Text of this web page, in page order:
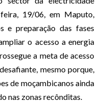
19/06, em Maputo,
e preparação das fases
o acesso a energia
a meta de acesso
mesmo porque,
de moçambicanos ainda
nas zonas recônditas.